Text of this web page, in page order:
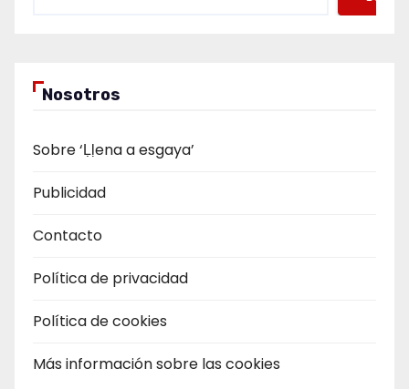
Nosotros
Sobre ‘Ḷḷena a esgaya’
Publicidad
Contacto
Política de privacidad
Política de cookies
Más información sobre las cookies